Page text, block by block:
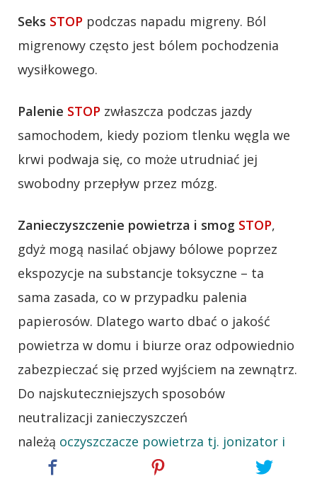
Seks STOP podczas napadu migreny. Ból
migrenowy często jest bólem pochodzenia
wysiłkowego.
Palenie STOP zwłaszcza podczas jazdy
samochodem, kiedy poziom tlenku węgla we
krwi podwaja się, co może utrudniać jej
swobodny przepływ przez mózg.
Zanieczyszczenie powietrza i smog STOP,
gdyż mogą nasilać objawy bólowe poprzez
ekspozycje na substancje toksyczne – ta
sama zasada, co w przypadku palenia
papierosów. Dlatego warto dbać o jakość
powietrza w domu i biurze oraz odpowiednio
zabezpieczać się przed wyjściem na zewnątrz.
Do najskuteczniejszych sposobów
neutralizacji zanieczyszczeń
należą oczyszczacze powietrza tj. jonizator i
ozonator
rośliny filtrujące metod